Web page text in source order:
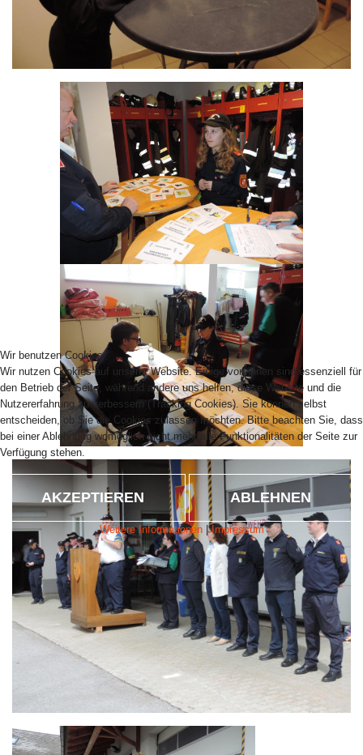
Wir benutzen Cookies
Wir nutzen Cookies auf unserer Website. Einige von ihnen sind essenziell für
den Betrieb der Seite, während andere uns helfen, diese Website und die
Nutzererfahrung zu verbessern (Tracking Cookies). Sie können selbst
entscheiden, ob Sie die Cookies zulassen möchten. Bitte beachten Sie, dass
bei einer Ablehnung womöglich nicht mehr alle Funktionalitäten der Seite zur
Verfügung stehen.
AKZEPTIEREN ABLEHNEN
Weitere Informationen|Impressum